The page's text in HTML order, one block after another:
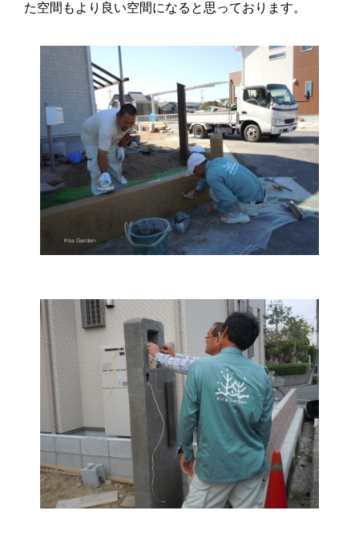
た空間もより良い空間になると思っております。